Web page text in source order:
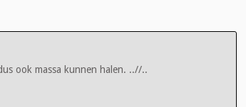
ook massa kunnen halen. ..//..